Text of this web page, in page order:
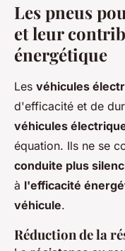
Les pneus
et leur
énergétique
Les véhicules
d'efficacité et de
véhicules
équation. Ils ne se
conduite plus
à l'efficacité
véhicule.
Réduction de la